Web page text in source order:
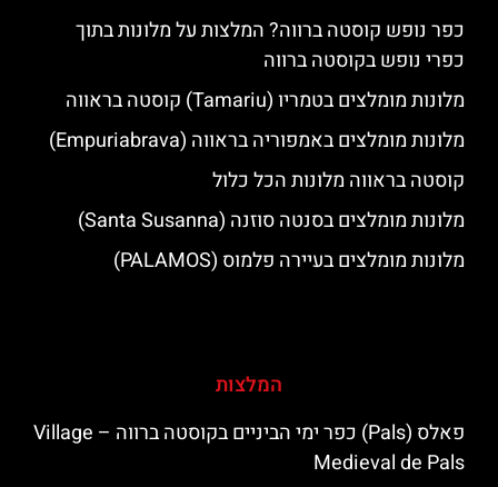
כפר נופש קוסטה ברווה? המלצות על מלונות בתוך
כפרי נופש בקוסטה ברווה
מלונות מומלצים בטמריו (Tamariu) קוסטה בראווה
מלונות מומלצים באמפוריה בראווה (Empuriabrava)
קוסטה בראווה מלונות הכל כלול
מלונות מומלצים בסנטה סוזנה (Santa Susanna)
מלונות מומלצים בעיירה פלמוס (PALAMOS)
המלצות
פאלס (Pals) כפר ימי הביניים בקוסטה ברווה – ‪‪Village
Medieval de Pals‬‬